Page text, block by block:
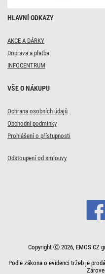
HLAVNÍ ODKAZY
AKCE A DÁRKY
Doprava a platba
INFOCENTRUM
VŠE O NÁKUPU
Ochrana osobních údajů
Obchodní podmínky
Prohlášení o přístupnosti
Odstoupení od smlouvy
Copyright Ⓒ 2026, EMOS CZ
Podle zákona o evidenci tržeb je